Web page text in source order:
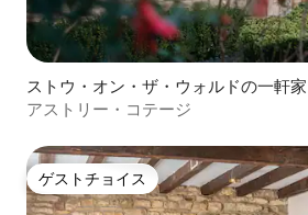
ストウ・オン・ザ・ウォルドの一軒家
アストリー・コテージ
ゲストチョイス
ゲストチョイス